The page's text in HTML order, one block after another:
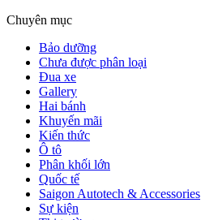
Chuyên mục
Bảo dưỡng
Chưa được phân loại
Đua xe
Gallery
Hai bánh
Khuyến mãi
Kiến thức
Ô tô
Phân khối lớn
Quốc tế
Saigon Autotech & Accessories
Sự kiện